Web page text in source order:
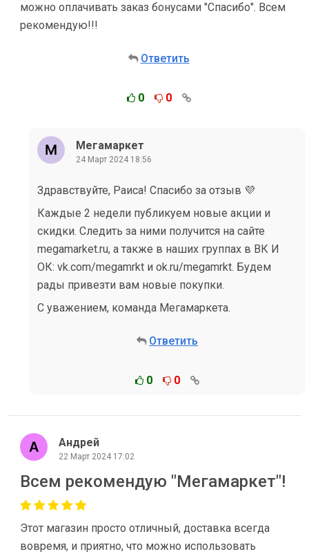
можно оплачивать заказ бонусами "Спасибо". Всем
рекомендую!!!
Ответить
0 0
Мегамаркет
24 Март 2024 18:56
Здравствуйте, Раиса! Спасибо за отзыв 💜
Каждые 2 недели публикуем новые акции и
скидки. Следить за ними получится на сайте
megamarket.ru, а также в наших группах в ВК И
ОК: vk.com/megamrkt и ok.ru/megamrkt. Будем
рады привезти вам новые покупки.
С уважением, команда Мегамаркета.
Ответить
0 0
Андрей
22 Март 2024 17:02
Всем рекомендую "Мегамаркет"!
Этот магазин просто отличный, доставка всегда
вовремя, и приятно, что можно использовать